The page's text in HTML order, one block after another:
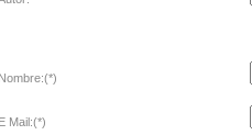
Nombre:(*)
E Mail:(*)